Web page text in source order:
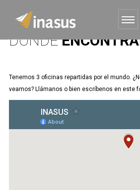
DÓNDE
Tenemos 3 oficinas repartidas por el mundo.
veamos? Llámanos o bien escríbenos en este